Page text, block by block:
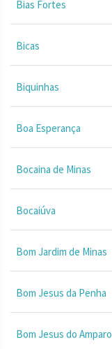
Bias Fortes
Bicas
Biquinhas
Boa Esperança
Bocaina de Minas
Bocaiúva
Bom Jardim de Minas
Bom Jesus da Penha
Bom Jesus do Amparo